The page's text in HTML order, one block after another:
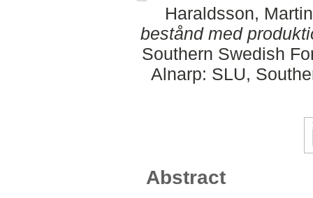
Haraldsson, Martin
bestånd med
Southern Swedish
Alnarp: SLU,
Abstract